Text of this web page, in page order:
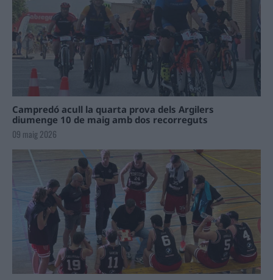
Campredó acull la quarta prova dels Argilers
diumenge 10 de maig amb dos recorreguts
09 maig 2026